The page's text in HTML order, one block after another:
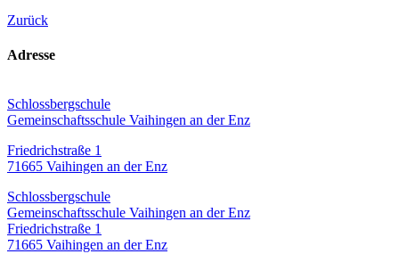
Zurück
Adresse
Schlossbergschule
Gemeinschaftsschule Vaihingen an der Enz
Friedrichstraße 1
71665 Vaihingen an der Enz
Schlossbergschule
Gemeinschaftsschule Vaihingen an der Enz
Friedrichstraße 1
71665 Vaihingen an der Enz